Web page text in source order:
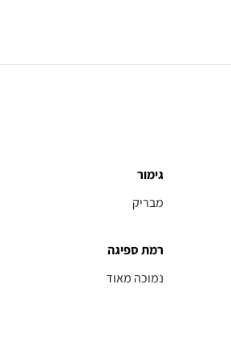
גימור
מבריק
רמת ספיגה
נמוכה מאוד